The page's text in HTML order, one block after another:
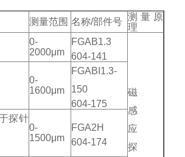
测量范围 名称/部件号 测量原
理
0-
2000μm
FGAB1.3
604-141
磁
感
应
探
0-
1600μm
FGABI1.3-
150
604-175
探针
0-
1500μm
FGA2H
604-174